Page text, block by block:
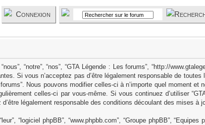
Connexion
“notre”, “nos”, “GTA Légende : Les forums”, “http://
Si vous n’acceptez pas d’être légalement responsable de
Nous pouvons modifier celles-ci à n’importe quel moment et
celles-ci par vous-même. Si vous continuez d’utiliser
légalement responsable des conditions découlant des mises à
“logiciel phpBB”, “www.phpbb.com”, “Groupe phpBB”,